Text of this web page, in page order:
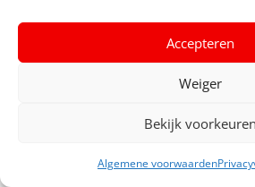
Accepteren
Weiger
Bekijk voorkeuren
Algemene voorwaarden
ZandsculpturenINFO / BOEKEN